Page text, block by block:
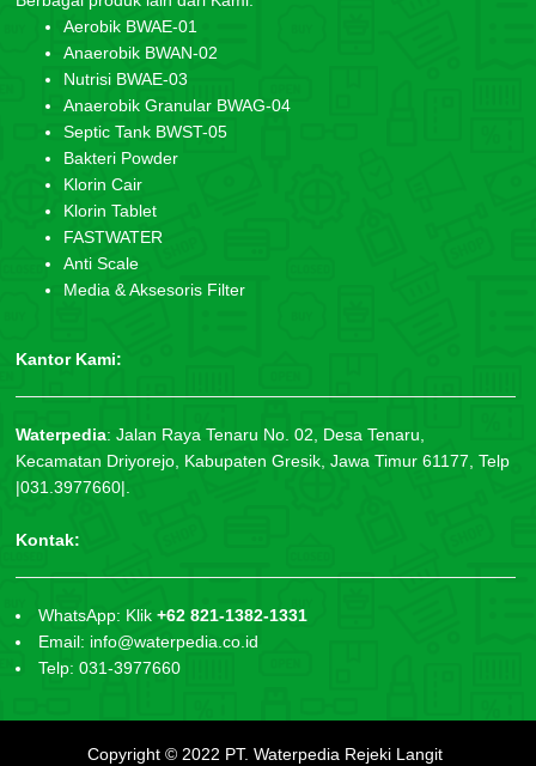
Aerobik BWAE-01
Anaerobik BWAN-02
Nutrisi BWAE-03
Anaerobik Granular BWAG-04
Septic Tank BWST-05
Bakteri Powder
Klorin Cair
Klorin Tablet
FASTWATER
Anti Scale
Media & Aksesoris Filter
Kantor Kami:
Waterpedia: Jalan Raya Tenaru No. 02, Desa Tenaru,
Kecamatan Driyorejo, Kabupaten Gresik, Jawa Timur 61177, Telp
|031.3977660|.
Kontak:
WhatsApp: Klik +62 821-1382-1331
Email: info@waterpedia.co.id
Telp: 031-3977660
Copyright © 2022 PT. Waterpedia Rejeki Langit